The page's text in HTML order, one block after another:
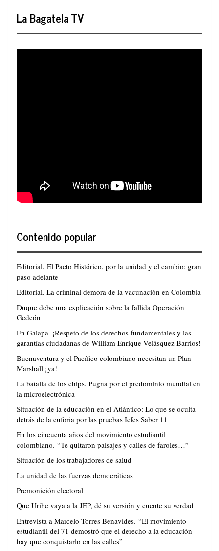
La Bagatela TV
Contenido popular
Editorial. El Pacto Histórico, por la unidad y el cambio: gran
paso adelante
Editorial. La criminal demora de la vacunación en Colombia
Duque debe una explicación sobre la fallida Operación
Gedeón
En Galapa. ¡Respeto de los derechos fundamentales y las
garantías ciudadanas de William Enrique Velásquez Barrios!
Buenaventura y el Pacífico colombiano necesitan un Plan
Marshall ¡ya!
La batalla de los chips. Pugna por el predominio mundial en
la microelectrónica
Situación de la educación en el Atlántico: Lo que se oculta
detrás de la euforia por las pruebas Icfes Saber 11
En los cincuenta años del movimiento estudiantil
colombiano. “Te quitaron paisajes y calles de faroles…”
Situación de los trabajadores de salud
La unidad de las fuerzas democráticas
Premonición electoral
Que Uribe vaya a la JEP, dé su versión y cuente su verdad
Entrevista a Marcelo Torres Benavides. “El movimiento
estudiantil del 71 demostró que el derecho a la educación
hay que conquistarlo en las calles”